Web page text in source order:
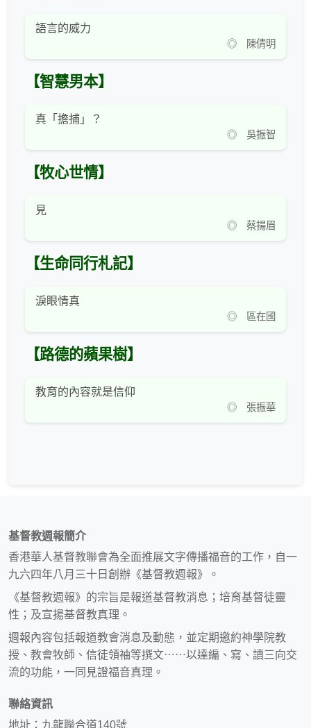
語言的威力
◎ 陳倩明
【智慧男本】
真「擔捕」？
◎ 吳振智
【牧心世情】
見
◎ 蔡揚眉
【生命同行札記】
淚眼情真
◎ 區在國
【路德的蘋果樹】
教育的內容就是信仰
◎ 張振華
基督教週報簡介
香港華人基督教聯會為全面推展文字傳播福音的工作，自一
九六四年八月三十日創辦《基督教週報》。
《基督教週報》的宗旨是報道基督教消息；培育基督徒靈
性；及宣揚基督教真理。
週報內容包括報道教會消息及動態，並定期邀約神學院教
授、教會牧師、信徒領袖等撰文⋯⋯以達編、寫、讀三向交
流的功能，一同見證福音真理。
聯絡資訊
地址：九龍聯合道140號